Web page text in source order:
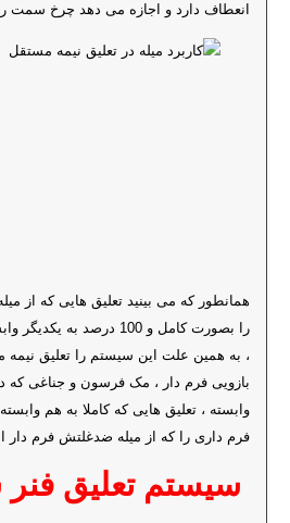
انعطاف دارد و اجازه می دهد چرخ سمت
همانطور که می بینید تعلیق هایی که از
را بصورت کامل و 100
، به همین علت این سیستم را تعلیق نیمه
بازویی فرم دار ، مک فرسون و جناغی که
وابسته ، تعلیق هایی که کاملا به هم
فرم داری را که از میله ضدغلتش فرم دار
سیستم تعلیق